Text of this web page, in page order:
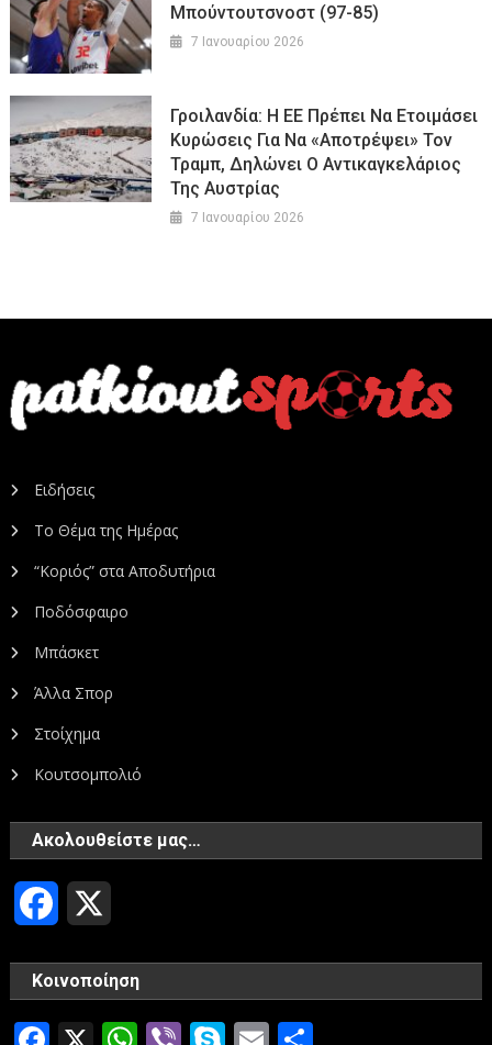
Μπούντουτσνοστ (97-85)
7 Ιανουαρίου 2026
Γροιλανδία: Η ΕΕ Πρέπει Να Ετοιμάσει
Κυρώσεις Για Να «αποτρέψει» Τον
Τραμπ, Δηλώνει Ο Αντικαγκελάριος
Της Αυστρίας
7 Ιανουαρίου 2026
Ειδήσεις
Το Θέμα της Ημέρας
“Κοριός” στα Αποδυτήρια
Ποδόσφαιρο
Μπάσκετ
Άλλα Σπορ
Στοίχημα
Κουτσομπολιό
Ακολουθείστε μας…
Facebook
Κοινοποίηση